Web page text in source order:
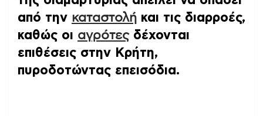
από την καταστολή και τις διαρροές,
καθώς οι αγρότεςδέχονται
επιθέσεις στην Κρήτη,
πυροδοτώντας επεισόδια.